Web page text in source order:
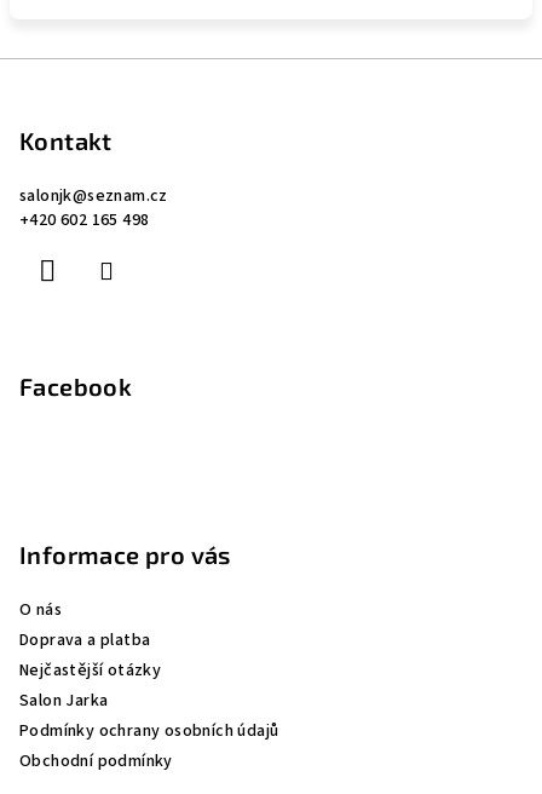
Kontakt
salonjk@seznam.cz
+420 602 165 498
Facebook
Informace pro vás
O nás
Doprava a platba
Nejčastější otázky
Salon Jarka
Podmínky ochrany osobních údajů
Obchodní podmínky